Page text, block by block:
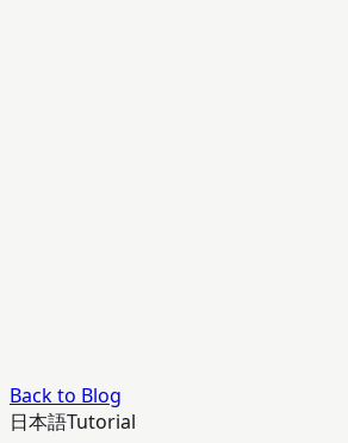
Back to Blog
日本語Tutorial